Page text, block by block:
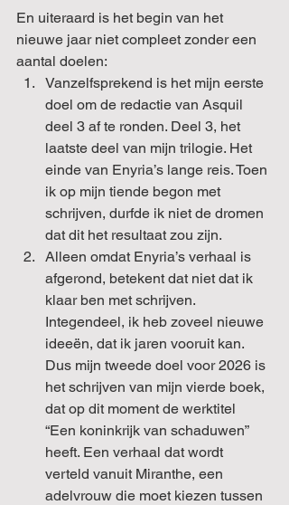
En uiteraard is het begin van het
nieuwe jaar niet compleet zonder een
aantal doelen:
Vanzelfsprekend is het mijn eerste
doel om de redactie van Asquil
deel 3 af te ronden. Deel 3, het
laatste deel van mijn trilogie. Het
einde van Enyria’s lange reis. Toen
ik op mijn tiende begon met
schrijven, durfde ik niet de dromen
dat dit het resultaat zou zijn.
Alleen omdat Enyria’s verhaal is
afgerond, betekent dat niet dat ik
klaar ben met schrijven.
Integendeel, ik heb zoveel nieuwe
ideeën, dat ik jaren vooruit kan.
Dus mijn tweede doel voor 2026 is
het schrijven van mijn vierde boek,
dat op dit moment de werktitel
“Een koninkrijk van schaduwen”
heeft. Een verhaal dat wordt
verteld vanuit Miranthe, een
adelvrouw die moet kiezen tussen